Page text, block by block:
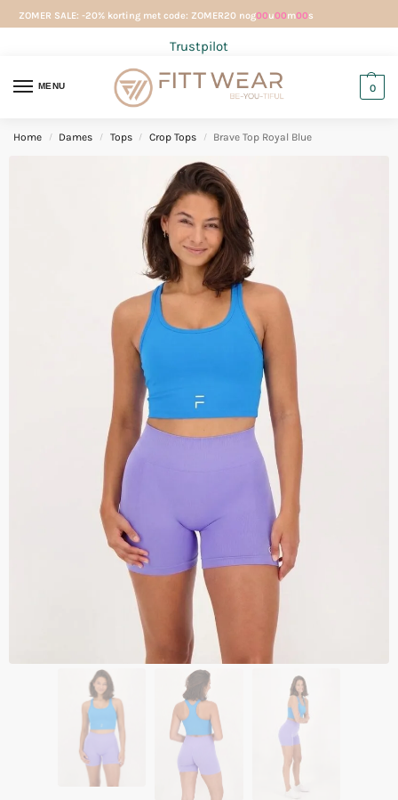
ZOMER SALE: -20% korting met code: ZOMER20 nog00u00m00s
Trustpilot
MENU 0
Home / Dames / Tops / Crop Tops / Brave Top Royal Blue